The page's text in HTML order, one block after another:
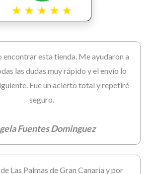
encontrar esta tienda. Me ayudaron a
las dudas muy rápido y el envío lo
Fue un acierto total y repetiré
seguro.
Fuentes Dominguez
Las Palmas de Gran Canaria y por